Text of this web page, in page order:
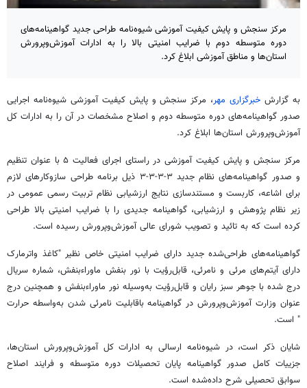
مرکز سنجش و پایش کیفیت آموزشی شیوه‌نامه طراحی جدید گواهینامه‌های
دوره متوسطه دوم با ضرایب امنیتی بالا را به ادارات آموزش‌وپرورش
استان‌ها و مناطق آموزشی ابلاغ کرد.
به گزارش خبرگزاری مهر، مرکز سنجش و پایش کیفیت آموزشی شیوه‌نامه اجرایی
صدور گواهینامه‌های دوره متوسطه دوم و اصلاح مشخصات در آن را به ادارات کل
آموزش‌وپرورش استان‌ها ابلاغ کرد.
مرکز سنجش و پایش کیفیت آموزشی در راستای اجرای فعالیت ۵ با عنوان تنظیم
و صدور گواهینامه‌های نظام جدید ۳-۳-۳-۳ ذیل برنامه طراحی سازوکارهای لازم
برای اشاعه، کاربست و مستندسازی نتایج ارزشیابینظام تربیت رسمی عمومی در
زیر نظام پژوهش و ارزشیابی، گواهینامه جدیدی را با ضرایب امنیتی بالا طراحی
کرده است که به تائید و تصویب شورای عالی آموزش‌وپرورش رسیده است.
گواهینامه‌های طراحی‌شده جدید دارای ضرایبامنیتی خاص نظیر "کاغذ واترمارک
دارای آیتم‌های مرئی و نامرئی، قابل‌رؤیت با نور بنفش ماوراءبنفش، شماره سریال
درج شده با جوهر سبز رایان و قابل‌رؤیت به‌وسیله نور ماوراءبنفش و همچنین درج
عنوان وزارت آموزش‌وپرورش در گواهینامه باقابلیت نامرئی شدن به‌واسطه حرارت
" است.
شایان ذکر است، در شیوه‌نامه ارسالی به ادارات کل آموزش‌وپرورش استان‌ها،
جزییات کامل صدور گواهینامه پایان تحصیلات دوره متوسطه و فرایند اصلاح
سوابق تحصیلی شرح داده‌شده است.